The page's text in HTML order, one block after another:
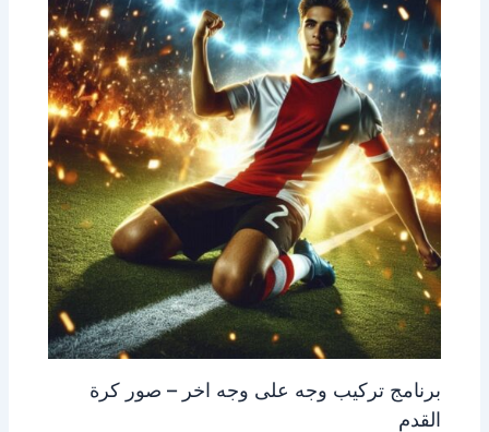
برنامج تركيب وجه على وجه اخر – صور كرة
القدم